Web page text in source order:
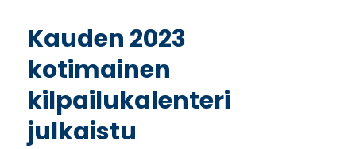
Kauden 2023
kotimainen
kilpailukalenteri
julkaistu